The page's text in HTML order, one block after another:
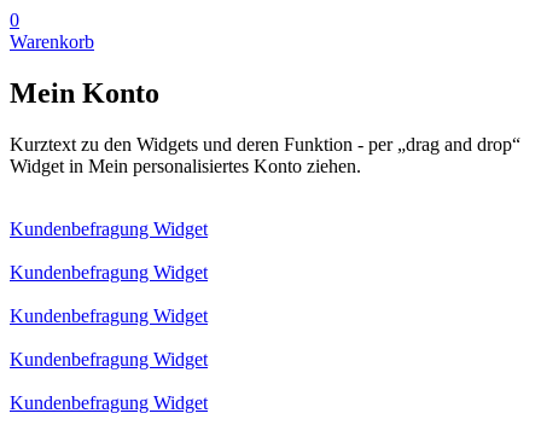
0
Warenkorb
Mein Konto
Kurztext zu den Widgets und deren Funktion - per „drag and drop“
Widget in Mein personalisiertes Konto ziehen.
Kundenbefragung Widget
Kundenbefragung Widget
Kundenbefragung Widget
Kundenbefragung Widget
Kundenbefragung Widget